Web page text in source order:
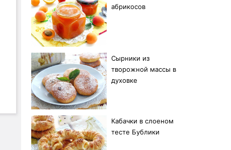
абрикосов
Сырники из
творожной массы в
духовке
Кабачки в слоеном
тесте Бублики